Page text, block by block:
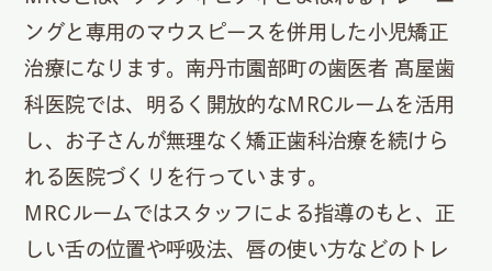
ングと専用のマウスピースを併用した小児矯正
治療になります。南丹市園部町の歯医者 髙屋歯
科医院では、明るく開放的なMRCルームを活用
し、お子さんが無理なく矯正歯科治療を続けら
れる医院づくりを行っています。
MRCルームではスタッフによる指導のもと、正
しい舌の位置や呼吸法、唇の使い方などのトレ